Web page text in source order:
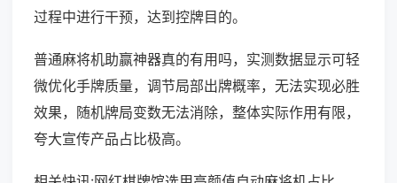
过程中进行干预，达到控牌目的。
普通麻将机助赢神器真的有用吗，实测数据显示可轻
微优化手牌质量，调节局部出牌概率，无法实现必胜
效果，随机牌局变数无法消除，整体实际作用有限，
夸大宣传产品占比极高。